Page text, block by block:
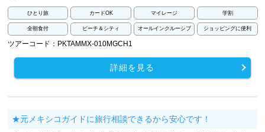
ひとり旅 カードOK マイレージ 学割
全朝食付 ビーチ＆シティ オールインクルーシブ ショッピングに便利
ツアーコード：PKTAMMX-010MGCH1
詳細を見る
★元メキシコガイドに旅行相談できるから安心です！